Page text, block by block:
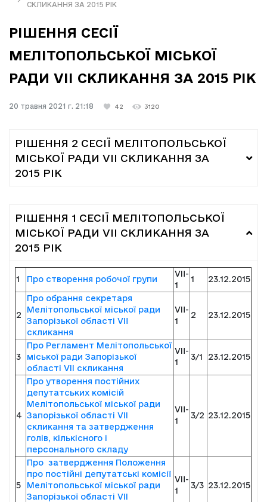
СКЛИКАННЯ ЗА 2015 РІК
РІШЕННЯ СЕСІЇ
МЕЛІТОПОЛЬСЬКОЇ МІСЬКОЇ
РАДИ VIІ СКЛИКАННЯ ЗА 2015 РІК
20 травня 2021 г. 21:18 42 3120
РІШЕННЯ 2 СЕСІЇ МЕЛІТОПОЛЬСЬКОЇ
МІСЬКОЇ РАДИ VII СКЛИКАННЯ ЗА
2015 РІК
РІШЕННЯ 1 СЕСІЇ МЕЛІТОПОЛЬСЬКОЇ
МІСЬКОЇ РАДИ VII СКЛИКАННЯ ЗА
2015 РІК
1 Про створення робочої групи
VII-
1
1 23.12.2015
2
Про обрання секретаря
Мелітопольської міської ради
Запорізької області VII
скликання
VII-
1
2 23.12.2015
3
Про Регламент Мелітопольської
міської ради Запорізької
області VIІ скликання
VII-
1
3/1 23.12.2015
4
Про утворення постійних
депутатських комісій
Мелітопольської міської ради
Запорізької області VІІ
скликання та затвердження
голів, кількісного і
персонального складу
VII-
1
3/2 23.12.2015
5
Про затвердження Положення
про постійні депутатські комісії
Мелітопольської міської ради
Запорізької області VIІ
VII-
1
3/3 23.12.2015